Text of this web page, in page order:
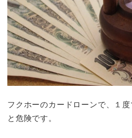
フクホーのカードローンで、１
と危険です。